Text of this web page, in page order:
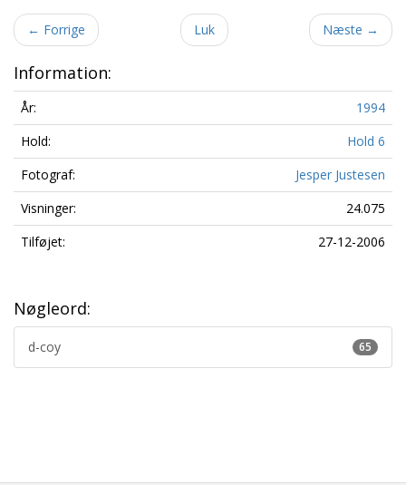
← Forrige Luk Næste →
Information:
År:
1994
Hold:
Hold 6
Fotograf:
Jesper Justesen
Visninger:
24.075
Tilføjet:
27-12-2006
Nøgleord:
65
d-coy